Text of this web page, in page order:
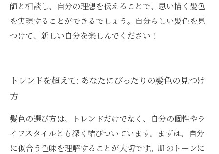
師と相談し、自分の理想を伝えることで、思い描く髪色
を実現することができるでしょう。自分らしい髪色を見
つけて、新しい自分を楽しんでください！
トレンドを超えて: あなたにぴったりの髪色の見つけ
方
髪色の選び方は、トレンドだけでなく、自分の個性やラ
イフスタイルとも深く結びついています。まずは、自分
に似合う色味を理解することが大切です。肌のトーンに